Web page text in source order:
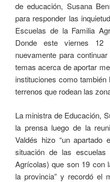
de educación, Susana
para responder las
Escuelas de la Familia
Donde este viernes
nuevamente para
temas acerca de aportar
instituciones como
terrenos que rodean las
La ministra de Educación,
la prensa luego de la
Valdés hizo “un apartado
situación de las
Agrícolas) que son 19 con
la provincia” y recordó el